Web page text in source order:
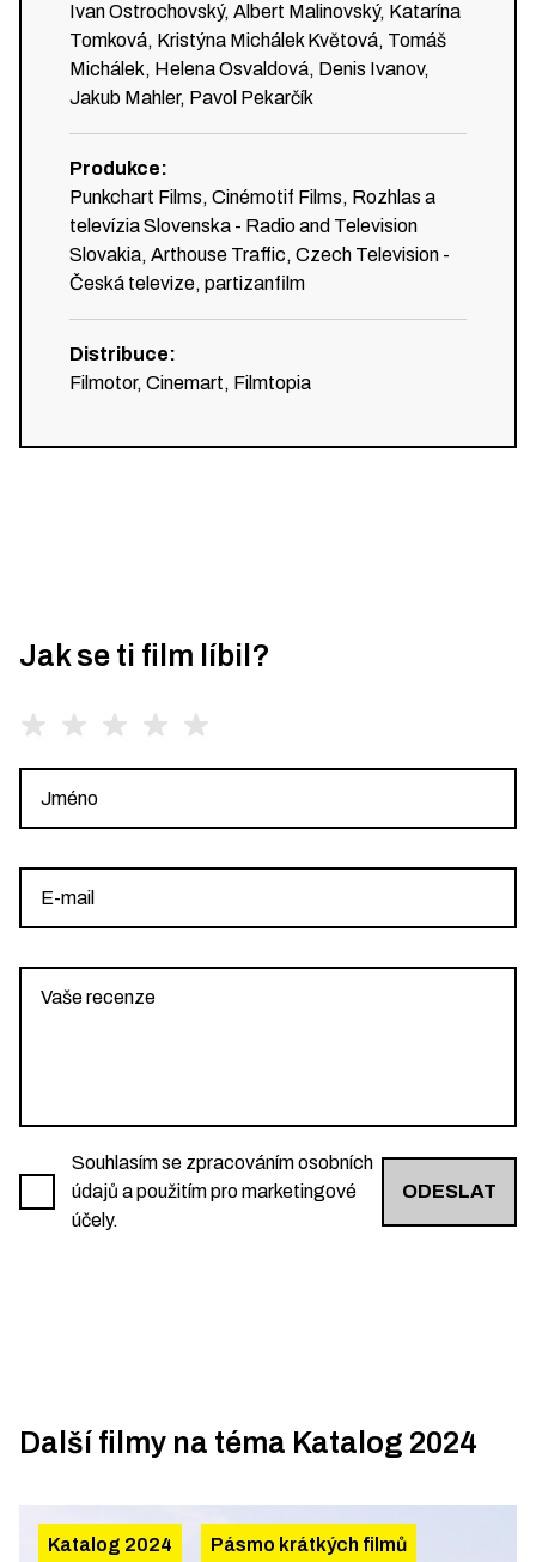
Ivan Ostrochovský, Albert Malinovský, Katarína
Tomková, Kristýna Michálek Květová, Tomáš
Michálek, Helena Osvaldová, Denis Ivanov,
Jakub Mahler, Pavol Pekarčík
Produkce:
Punkchart Films, Cinémotif Films, Rozhlas a
televízia Slovenska - Radio and Television
Slovakia, Arthouse Traffic, Czech Television -
Česká televize, partizanfilm
Distribuce:
Filmotor, Cinemart, Filmtopia
Jak se ti film líbil?
Souhlasím se zpracováním osobních
údajů a použitím pro marketingové
účely.
ODESLAT
Další filmy na téma Katalog 2024
Katalog 2024 Pásmo krátkých filmů